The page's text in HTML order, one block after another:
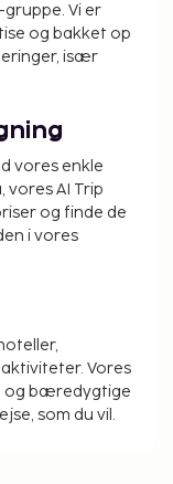
Vi er
og bakket op
især
vores enkle
vores AI Trip
og finde de
i vores
Vores
og bæredygtige
som du vil.